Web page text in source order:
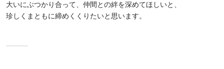
大いにぶつかり合って、仲間との絆を深めてほしいと、
珍しくまともに締めくくりたいと思います。